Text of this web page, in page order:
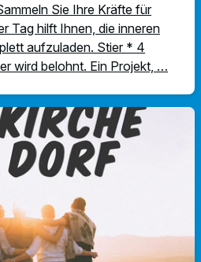
Sie Ihre Kräfte für
Tag hilft Ihnen, die inneren
aufzuladen. Stier * 4
wird belohnt. Ein Projekt, …